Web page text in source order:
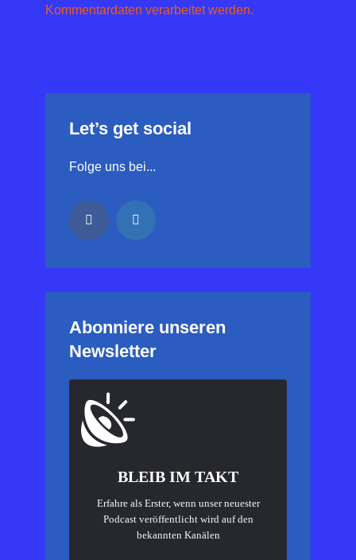
Kommentardaten verarbeitet werden.
Let’s get social
Folge uns bei...
Abonniere unseren
Newsletter
BLEIB IM TAKT
Erfahre als Erster, wenn unser neuester
Podcast veröffentlicht wird auf den
bekannten Kanälen